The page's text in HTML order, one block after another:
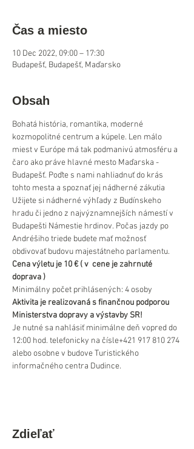
Čas a miesto
10 Dec 2022, 09:00 – 17:30
Budapešť, Budapešť, Maďarsko
Obsah
Bohatá história, romantika, moderné
kozmopolitné centrum a kúpele. Len málo
miest v Európe má tak podmanivú atmosféru a
čaro ako práve hlavné mesto Maďarska -
Budapešť. Poďte s nami nahliadnuť do krás
tohto mesta a spoznať jej nádherné zákutia
Užijete si nádherné výhľady z Budínskeho
hradu či jedno z najvýznamnejších námestí v
Budapešti Námestie hrdinov. Počas jazdy po
Andréšiho triede budete mať možnosť
obdivovať budovu majestátneho parlamentu.
Cena výletu je 10 € ( v  cene je zahrnuté
doprava )
Minimálny počet prihlásených: 4 osoby
Aktivita je realizovaná s finančnou podporou
Ministerstva dopravy a výstavby SR!
Je nutné sa nahlásiť minimálne deň vopred do
12:00 hod. telefonicky na čísle+421 917 810 274
alebo osobne v budove Turistického
informačného centra Dudince.
Zdieľať